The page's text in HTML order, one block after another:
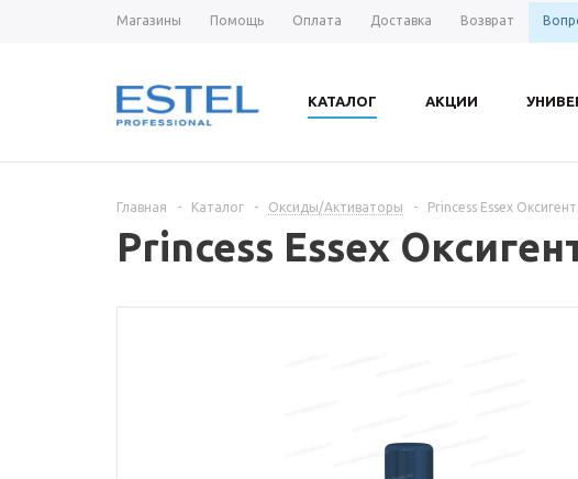
Магазины Помощь Оплата Доставка Возврат
КАТАЛОГ АКЦИИ
Главная - Каталог - Оксиды/Активаторы - Princess Essex
Princess Essex